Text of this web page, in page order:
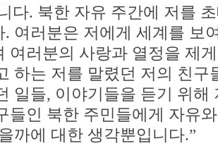
다. 북한 자유 주간에 저를
. 여러분은 저에게 세계를 보
여러분의 사랑과 열정을 제
하는 저를 말렸던 저의 친구
일들, 이야기들을 듣기 위해
들인 북한 주민들에게 자유
까에 대한 생각뿐입니다.”